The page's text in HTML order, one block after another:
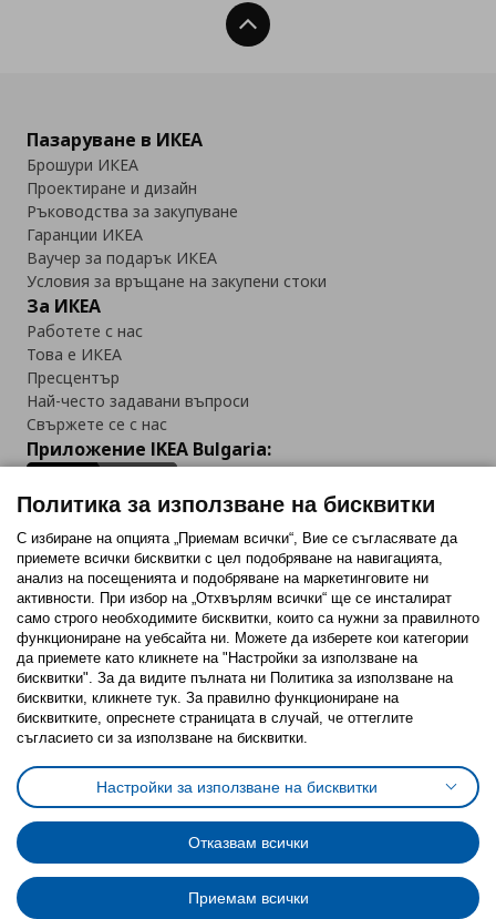
Нагоре
Пазаруване в ИКЕА
Брошури ИКЕА
Проектиране и дизайн
Ръководства за закупуване
Гаранции ИКЕА
Ваучер за подарък ИКЕА
Условия за връщане на закупени стоки
За ИКЕА
Работете с нас
Това е ИКЕА
Пресцентър
Най-често задавани въпроси
Свържете се с нас
Приложение IKEA Bulgaria:
Последвайте ни:
FacebookTwitterYoutubePinterestInstagram
Политика за използване на бисквитки (Cookies)
Избор на настройки за използване на бисквитки
Условия за ползване на ikea.bgОбща политика за личните данни
Политика за защита на личните данни на ikea.bg
Общи условия на програма IKEA Family
Политика за защита на лични данни на програма IKEA Family
Политика за използване на бисквитки
С избиране на опцията „Приемам всички“, Вие се съгласявате да
приемете всички бисквитки с цел подобряване на навигацията,
анализ на посещенията и подобряване на маркетинговите ни
активности. При избор на „Отхвърлям всички“ ще се инсталират
само строго необходимитe бисквитки, които са нужни за правилното
функциониране на уебсайта ни. Можете да изберете кои категории
да приемете като кликнете на "Настройки за използване на
бисквитки". За да видите пълната ни Политика за използване на
бисквитки, кликнете тук. За правилно функциониране на
бисквитките, опреснете страницата в случай, че оттеглите
съгласието си за използване на бисквитки.
Настройки за използване на бисквитки
Отказвам всички
Приемам всички